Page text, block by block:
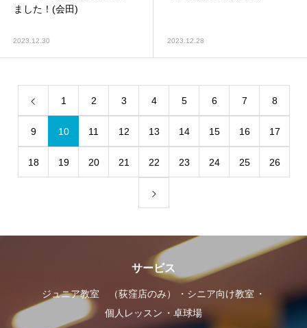
ました！(会田)
2023.12.30 2023.12.28
1 2 3 4 5 6 7 8
9 10 11 12 13 14 15 16 17
18 19 20 21 22 23 24 25 26
サービス
ジュニア教室 （荻窪店のみ）
シニア向け教室
個人レッスン
卓球場